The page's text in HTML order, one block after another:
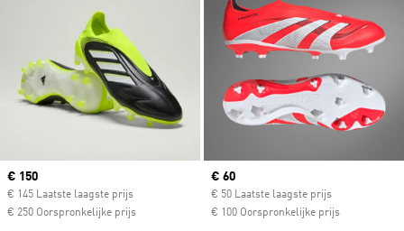
Current price
€ 150
€ 145 Laatste laagste prijs
€ 250 Oorspronkelijke prijs
Current price
€ 60
€ 50 Laatste laagste prijs
€ 100 Oorspronkelijke prijs